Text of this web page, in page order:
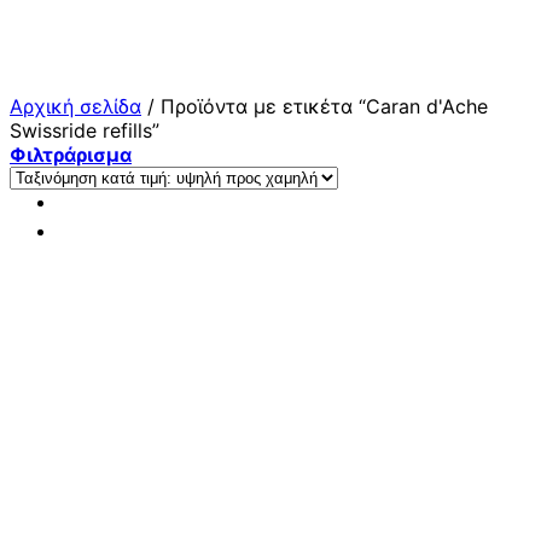
Αρχική σελίδα / Προϊόντα με ετικέτα “Caran d'Ache
Swissride refills”
Φιλτράρισμα